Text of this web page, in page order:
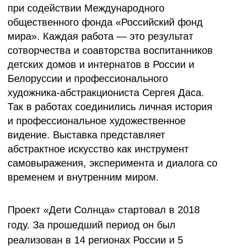
при содействии Международного
общественного фонда «Российский фонд
мира». Каждая работа — это результат
сотворчества и соавторства воспитанников
детских домов и интернатов в России и
Белоруссии и профессионального
художника-абстракциониста Сергея Даса.
Так в работах соединились личная история
и профессиональное художественное
видение. Выставка представляет
абстрактное искусство как инструмент
самовыражения, эксперимента и диалога со
временем и внутренним миром.
Проект «Дети Солнца» стартовал в 2018
году. За прошедший период он был
реализован в 14 регионах России и 5